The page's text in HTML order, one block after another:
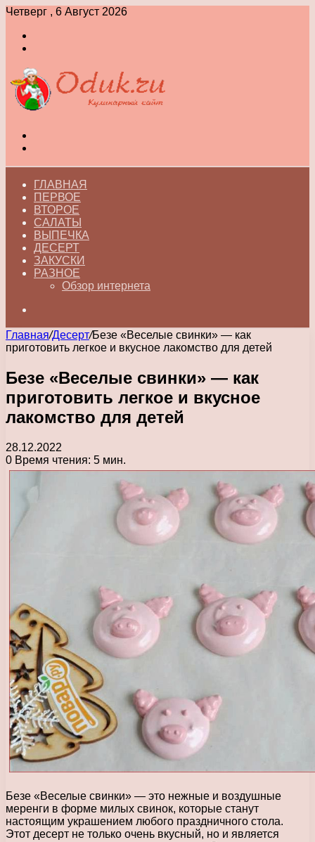
Четверг , 6 Август 2026
ГЛАВНАЯ
ПЕРВОЕ
ВТОРОЕ
САЛАТЫ
ВЫПЕЧКА
ДЕСЕРТ
ЗАКУСКИ
РАЗНОЕ
Обзор интернета
Главная/Десерт/Безе «Веселые свинки» — как
приготовить легкое и вкусное лакомство для детей
Безе «Веселые свинки» — как
приготовить легкое и вкусное
лакомство для детей
28.12.2022
0 Время чтения: 5 мин.
Безе «Веселые свинки» — это нежные и воздушные
меренги в форме милых свинок, которые станут
настоящим украшением любого праздничного стола.
Этот десерт не только очень вкусный, но и является